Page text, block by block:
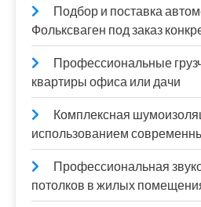
Подбор и поставка
Фольксваген под заказ
Профессиональные
квартиры офиса или дачи
Комплексная
использованием
Профессиональная
потолков в жилых